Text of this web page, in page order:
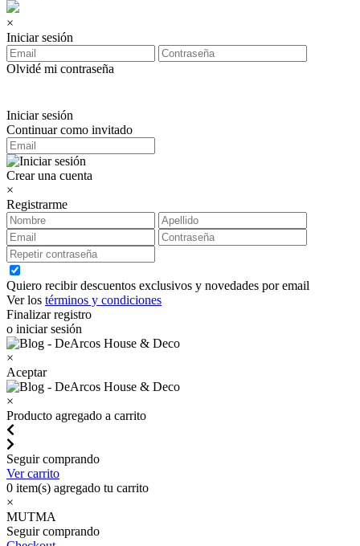
×
Iniciar sesión
Olvidé mi contraseña
Iniciar sesión
Continuar como invitado
Crear una cuenta
×
Registrarme
Quiero recibir descuentos exclusivos y novedades por email
Ver los términos y condiciones
Finalizar registro
o iniciar sesión
×
Aceptar
×
Producto agregado a carrito
Seguir comprando
Ver carrito
0 item(s) agregado tu carrito
×
MUTMA
Seguir comprando